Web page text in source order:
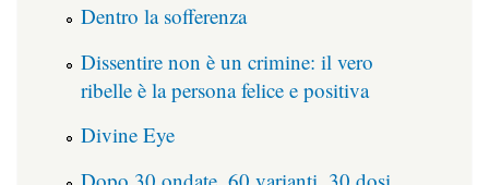
Dentro la sofferenza
Dissentire non è un crimine: il vero
ribelle è la persona felice e positiva
Divine Eye